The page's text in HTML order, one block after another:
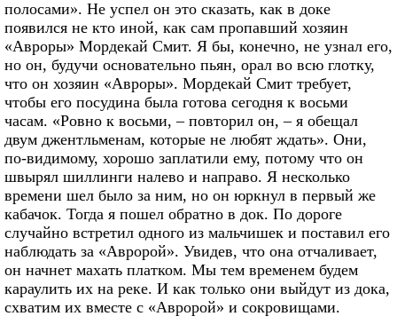
полосами». Не успел он это сказать, как в доке
появился не кто иной, как сам пропавший хозяин
«Авроры» Мордекай Смит. Я бы, конечно, не узнал его,
но он, будучи основательно пьян, орал во всю глотку,
что он хозяин «Авроры». Мордекай Смит требует,
чтобы его посудина была готова сегодня к восьми
часам. «Ровно к восьми, – повторил он, – я обещал
двум джентльменам, которые не любят ждать». Они,
по-видимому, хорошо заплатили ему, потому что он
швырял шиллинги налево и направо. Я несколько
времени шел было за ним, но он юркнул в первый же
кабачок. Тогда я пошел обратно в док. По дороге
случайно встретил одного из мальчишек и поставил его
наблюдать за «Авророй». Увидев, что она отчаливает,
он начнет махать платком. Мы тем временем будем
караулить их на реке. И как только они выйдут из дока,
схватим их вместе с «Авророй» и сокровищами.